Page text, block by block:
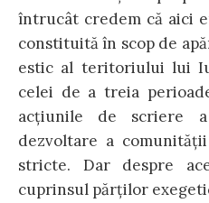
întrucât credem că aici
constituită în scop de
estic al teritoriului lui
celei de a treia
acţiunile de scriere
dezvoltare a
stricte. Dar despre
cuprinsul părţilor